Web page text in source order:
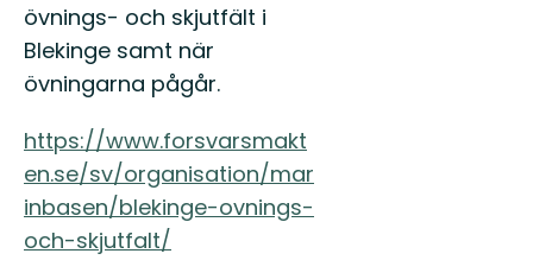
övnings- och skjutfält i
Blekinge samt när
övningarna pågår.
https://www.forsvarsmakt
en.se/sv/organisation/mar
inbasen/blekinge-ovnings-
och-skjutfalt/